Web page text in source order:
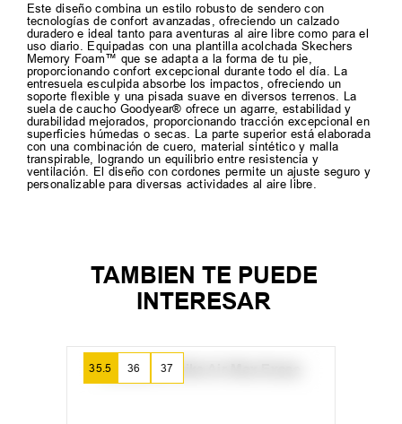
Este diseño combina un estilo robusto de sendero con
tecnologías de confort avanzadas, ofreciendo un calzado
duradero e ideal tanto para aventuras al aire libre como para el
uso diario. Equipadas con una plantilla acolchada Skechers
Memory Foam™ que se adapta a la forma de tu pie,
proporcionando confort excepcional durante todo el día. La
entresuela esculpida absorbe los impactos, ofreciendo un
soporte flexible y una pisada suave en diversos terrenos. La
suela de caucho Goodyear® ofrece un agarre, estabilidad y
durabilidad mejorados, proporcionando tracción excepcional en
superficies húmedas o secas. La parte superior está elaborada
con una combinación de cuero, material sintético y malla
transpirable, logrando un equilibrio entre resistencia y
ventilación. El diseño con cordones permite un ajuste seguro y
personalizable para diversas actividades al aire libre.
TAMBIEN TE PUEDE
INTERESAR